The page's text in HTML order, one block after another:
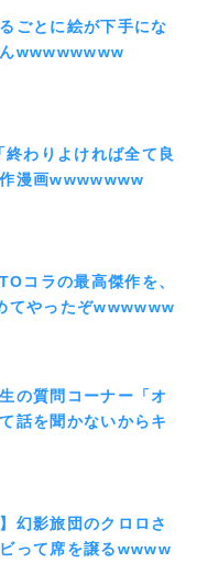
ごとに絵が下手にな
wwwwwwww
わりよければ全て良
漫画wwwwwww
コラの最高傑作を、
てやったぞwwwwww
の質問コーナー「オ
話を聞かないからキ
幻影旅団のクロロさ
って席を譲るwwww